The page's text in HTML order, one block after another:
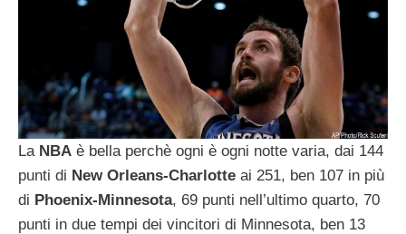
La NBA è bella perchè ogni è ogni notte varia, dai 144
punti di New Orleans-Charlotte ai 251, ben 107 in più
di Phoenix-Minnesota, 69 punti nell’ultimo quarto, 70
punti in due tempi dei vincitori di Minnesota, ben 13